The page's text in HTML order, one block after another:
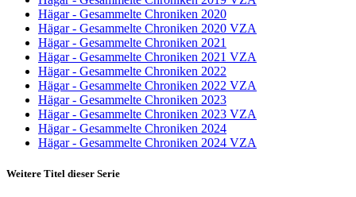
Hägar - Gesammelte Chroniken 2020
Hägar - Gesammelte Chroniken 2020 VZA
Hägar - Gesammelte Chroniken 2021
Hägar - Gesammelte Chroniken 2021 VZA
Hägar - Gesammelte Chroniken 2022
Hägar - Gesammelte Chroniken 2022 VZA
Hägar - Gesammelte Chroniken 2023
Hägar - Gesammelte Chroniken 2023 VZA
Hägar - Gesammelte Chroniken 2024
Hägar - Gesammelte Chroniken 2024 VZA
Weitere Titel dieser Serie